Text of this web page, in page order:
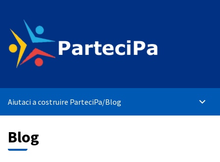
Aiutaci a costruire ParteciPa/Blog
Blog